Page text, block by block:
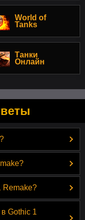
World of
Tanks
Танки
Онлайн
Remake?
в Gothic 1